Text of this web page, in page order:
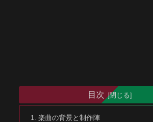
目次
楽曲の背景と制作陣